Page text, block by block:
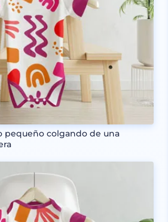
pequeño colgando de una